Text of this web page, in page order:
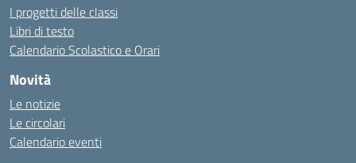
I progetti delle classi
Libri di testo
Calendario Scolastico e Orari
Novità
Le notizie
Le circolari
Calendario eventi